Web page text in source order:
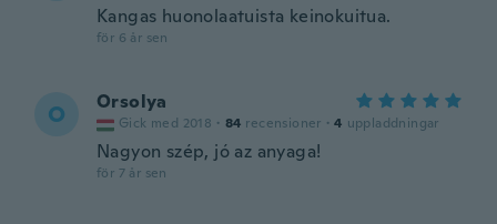
Kangas huonolaatuista keinokuitua.
för 6 år sen
O Orsolya
Gick med 2018 · 84 recensioner · 4 uppladdningar
Nagyon szép, jó az anyaga!
för 7 år sen